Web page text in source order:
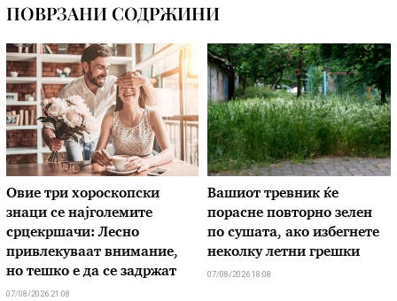
ПОВРЗАНИ СОДРЖИНИ
Овие три хороскопски
знаци се најголемите
срцекршачи: Лесно
привлекуваат внимание,
но тешко е да се задржат
07/08/2026 21:08
Вашиот тревник ќе
порасне повторно зелен
по сушата, ако избегнете
неколку летни грешки
07/08/2026 18:08